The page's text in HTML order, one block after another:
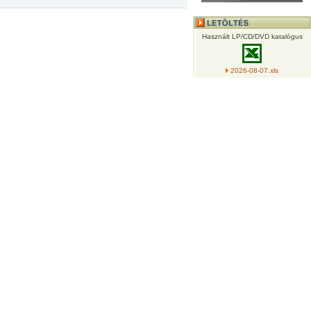
Használt LP/CD/DVD katalógus
2026-08-07.xls